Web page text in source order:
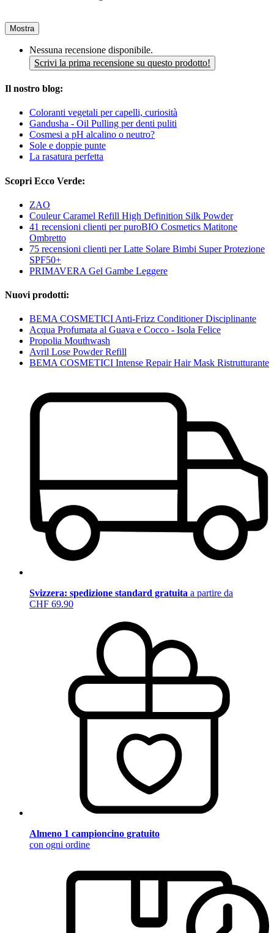
Mostra
Nessuna recensione disponibile.
Scrivi la prima recensione su questo prodotto!
Il nostro blog:
Coloranti vegetali per capelli, curiosità
Gandusha - Oil Pulling per denti puliti
Cosmesi a pH alcalino o neutro?
Sole e doppie punte
La rasatura perfetta
Scopri Ecco Verde:
ZAO
Couleur Caramel Refill High Definition Silk Powder
41 recensioni clienti per puroBIO Cosmetics Matitone
Ombretto
75 recensioni clienti per Latte Solare Bimbi Super Protezione
SPF50+
PRIMAVERA Gel Gambe Leggere
Nuovi prodotti:
BEMA COSMETICI Anti-Frizz Conditioner Disciplinante
Acqua Profumata al Guava e Cocco - Isola Felice
Propolia Mouthwash
Avril Lose Powder Refill
BEMA COSMETICI Intense Repair Hair Mask Ristrutturante
Svizzera: spedizione standard gratuita a partire da
CHF 69.90
Almeno 1 campioncino gratuito
con ogni ordine